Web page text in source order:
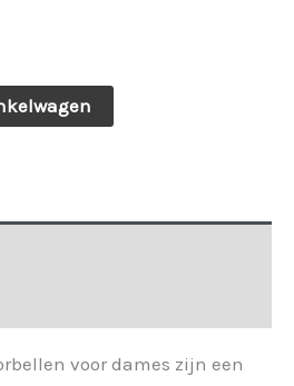
voor dames zijn een